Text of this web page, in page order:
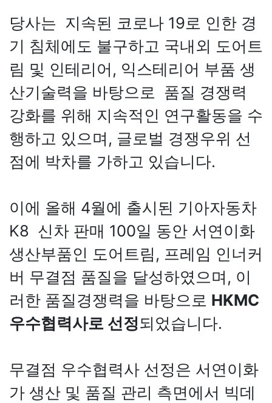
당사는 지속된 코로나 19로 인한 경
기 침체에도 불구하고 국내외 도어트
림 및 인테리어, 익스테리어 부품 생
산기술력을 바탕으로 품질 경쟁력
강화를 위해 지속적인 연구활동을 수
행하고 있으며, 글로벌 경쟁우위 선
점에 박차를 가하고 있습니다.
이에 올해 4월에 출시된 기아자동차
K8 신차 판매 100일 동안 서연이화
생산부품인 도어트림, 프레임 인너커
버 무결점 품질을 달성하였으며, 이
러한 품질경쟁력을 바탕으로 HKMC
우수협력사로 선정되었습니다.
무결점 우수협력사 선정은 서연이화
가 생산 및 품질 관리 측면에서 빅데